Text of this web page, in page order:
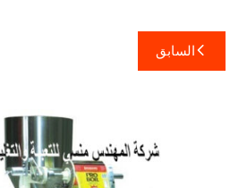
تصفّح
المقالات
السابق